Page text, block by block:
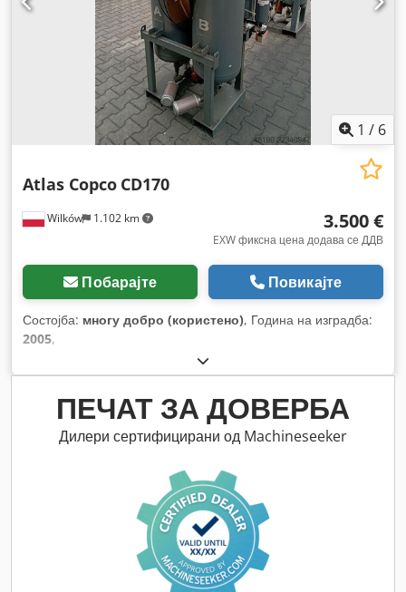
1 / 6
Wilków 1.102 km
Atlas Copco CD170
3.500 €
EXW фиксна цена додава се ДДВ
Побарајте Повикајте
Состојба: многу добро (користено), Година на изградба:
2005,
ПЕЧАТ ЗА ДОВЕРБА
Дилери сертифицирани од Machineseeker